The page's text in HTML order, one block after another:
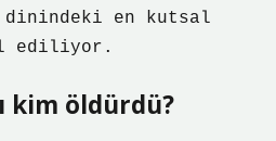
en kutsal
ediliyor.
kim öldürdü?